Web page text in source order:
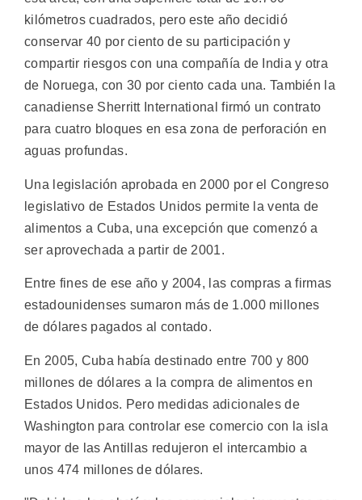
kilómetros cuadrados, pero este año decidió
conservar 40 por ciento de su participación y
compartir riesgos con una compañía de India y otra
de Noruega, con 30 por ciento cada una. También la
canadiense Sherritt International firmó un contrato
para cuatro bloques en esa zona de perforación en
aguas profundas.
Una legislación aprobada en 2000 por el Congreso
legislativo de Estados Unidos permite la venta de
alimentos a Cuba, una excepción que comenzó a
ser aprovechada a partir de 2001.
Entre fines de ese año y 2004, las compras a firmas
estadounidenses sumaron más de 1.000 millones
de dólares pagados al contado.
En 2005, Cuba había destinado entre 700 y 800
millones de dólares a la compra de alimentos en
Estados Unidos. Pero medidas adicionales de
Washington para controlar ese comercio con la isla
mayor de las Antillas redujeron el intercambio a
unos 474 millones de dólares.